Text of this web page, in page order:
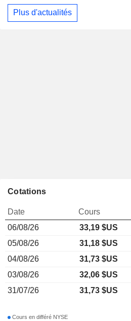
Plus d'actualités
Cotations
Date Cours
06/08/26
33,19 $US
05/08/26
31,18 $US
04/08/26
31,73 $US
03/08/26
32,06 $US
31/07/26
31,73 $US
Cours en différé NYSE